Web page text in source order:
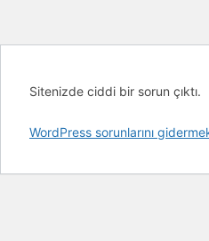
Sitenizde ciddi bir sorun çıktı.
WordPress sorunlarını